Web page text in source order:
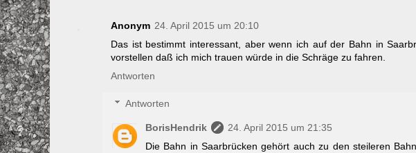
Anonym 24. April 2015 um 20:10
Das ist bestimmt interessant, aber wenn ich auf der Bahn in
vorstellen daß ich mich trauen würde in die Schräge zu fahren.
Antworten
Antworten
BorisHendrik
24. April 2015 um 21:35
Die Bahn in Saarbrücken gehört auch zu den steileren